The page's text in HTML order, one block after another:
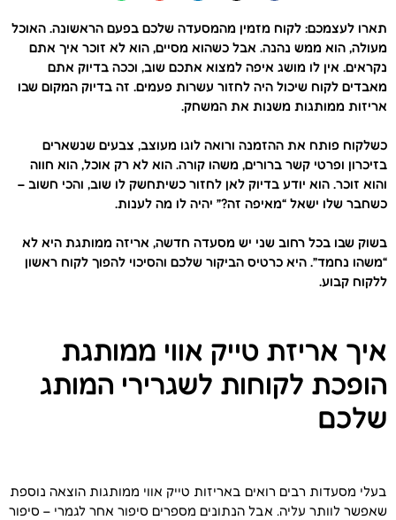
תארו לעצמכם: לקוח מזמין מהמסעדה שלכם בפעם הראשונה. האוכל
מעולה, הוא ממש נהנה. אבל כשהוא מסיים, הוא לא זוכר איך אתם
נקראים. אין לו מושג איפה למצוא אתכם שוב, וככה בדיוק אתם
מאבדים לקוח שיכול היה לחזור עשרות פעמים. זה בדיוק המקום שבו
אריזות ממותגות משנות את המשחק.
כשלקוח פותח את ההזמנה ורואה לוגו מעוצב, צבעים שנשארים
בזיכרון ופרטי קשר ברורים, משהו קורה. הוא לא רק אוכל, הוא חווה
והוא זוכר. הוא יודע בדיוק לאן לחזור כשיתחשק לו שוב, והכי חשוב –
כשחבר שלו ישאל “מאיפה זה?” יהיה לו מה לענות.
בשוק שבו בכל רחוב שני יש מסעדה חדשה, אריזה ממותגת היא לא
“משהו נחמד”. היא כרטיס הביקור שלכם והסיכוי להפוך לקוח ראשון
ללקוח קבוע.
איך אריזת טייק אווי ממותגת
הופכת לקוחות לשגרירי המותג
שלכם
בעלי מסעדות רבים רואים באריזות טייק אווי ממותגות הוצאה נוספת
שאפשר לוותר עליה. אבל הנתונים מספרים סיפור אחר לגמרי – סיפור